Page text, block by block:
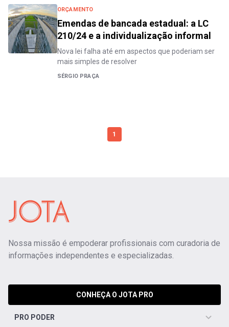
ORÇAMENTO
Emendas de bancada estadual: a LC
210/24 e a individualização informal
Nova lei falha até em aspectos que poderiam ser
mais simples de resolver
SÉRGIO PRAÇA
1
Nossa missão é empoderar profissionais com curadoria de
informações independentes e especializadas.
CONHEÇA O JOTA PRO
PRO PODER